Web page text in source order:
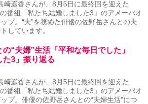
崎遥香さんが、8月5日に最終回を迎えた
番組「私たち結婚しました3」のアメーバオ
プ。“夫”を務めた俳優の佐野岳さんとの夫
しています。
の“夫婦”生活「平和な毎日でした」
た3」振り返る
崎遥香さんが、8月5日に最終回を迎えた
番組「私たち結婚しました3」のアメーバオ
プ。俳優の佐野岳さんとの“夫婦生活”につ